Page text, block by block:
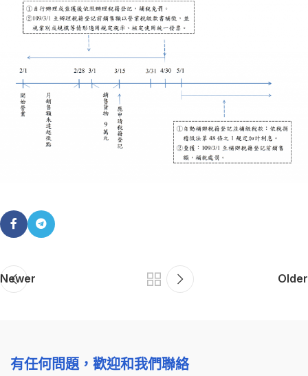
Newer Older
有任何問題，歡迎和我們聯絡